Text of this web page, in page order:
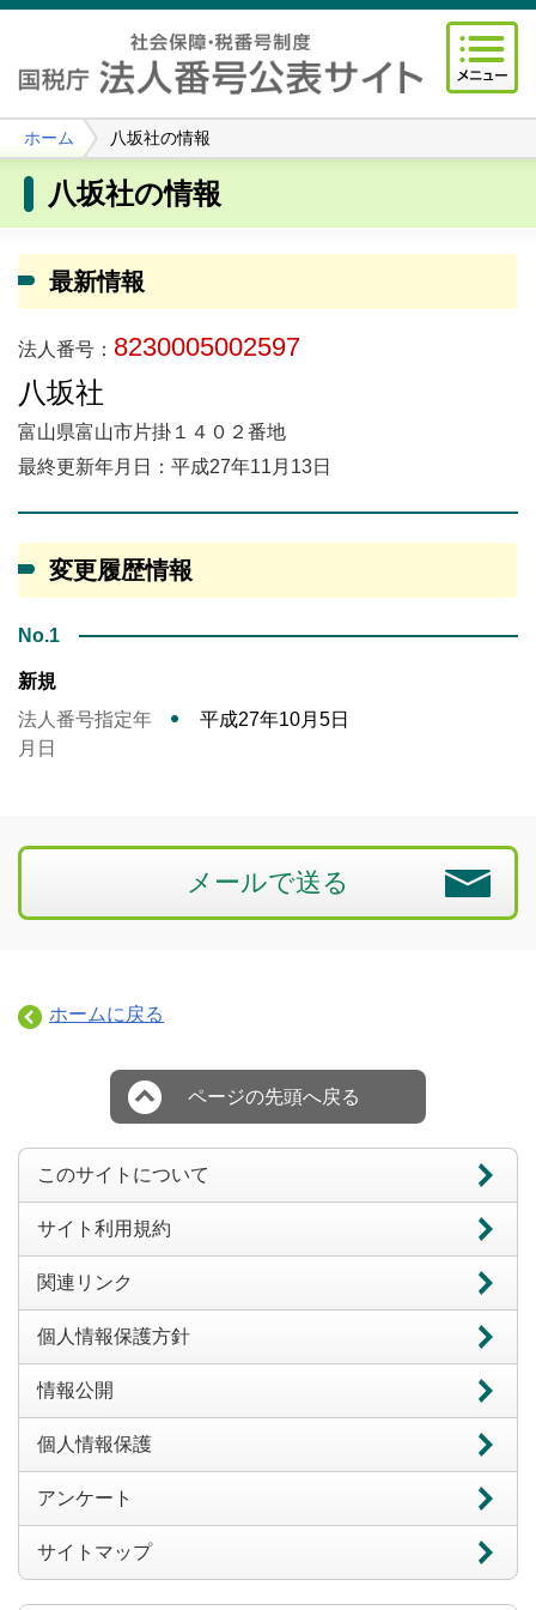
ホーム 八坂社の情報
八坂社の情報
最新情報
法人番号： 8230005002597
八坂社
富山県富山市片掛１４０２番地
最終更新年月日：平成27年11月13日
変更履歴情報
No.1
新規
法人番号指定年
月日
平成27年10月5日
メールで送る
ホームに戻る
ページの先頭へ戻る
このサイトについて
サイト利用規約
関連リンク
個人情報保護方針
情報公開
個人情報保護
アンケート
サイトマップ